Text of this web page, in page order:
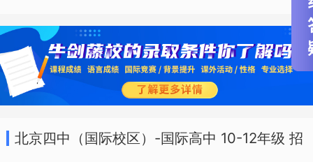
北京四中（国际校区）-国际高中 10-12年级 招